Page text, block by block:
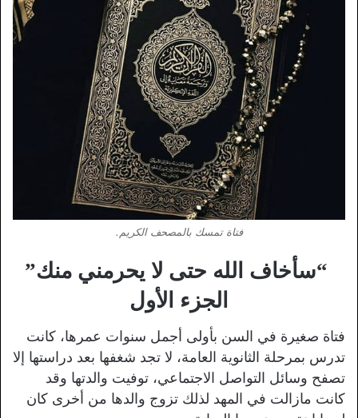
فتاة تمسك بالمصحف الكريم.
“سأخاف الله حتى لا يحرمني منك”
الجزء الأول
فتاة صغيرة في السن بأولى أجمل سنوات عمرها، كانت
تدرس بمرحلة الثانوية العامة، لا تجد شغفها بعد دراستها إلا
تصفح وسائل التواصل الاجتماعي، توفيت والدتها وقد
كانت مازالت في المهد لذلك تزوج والدها من أخرى كان